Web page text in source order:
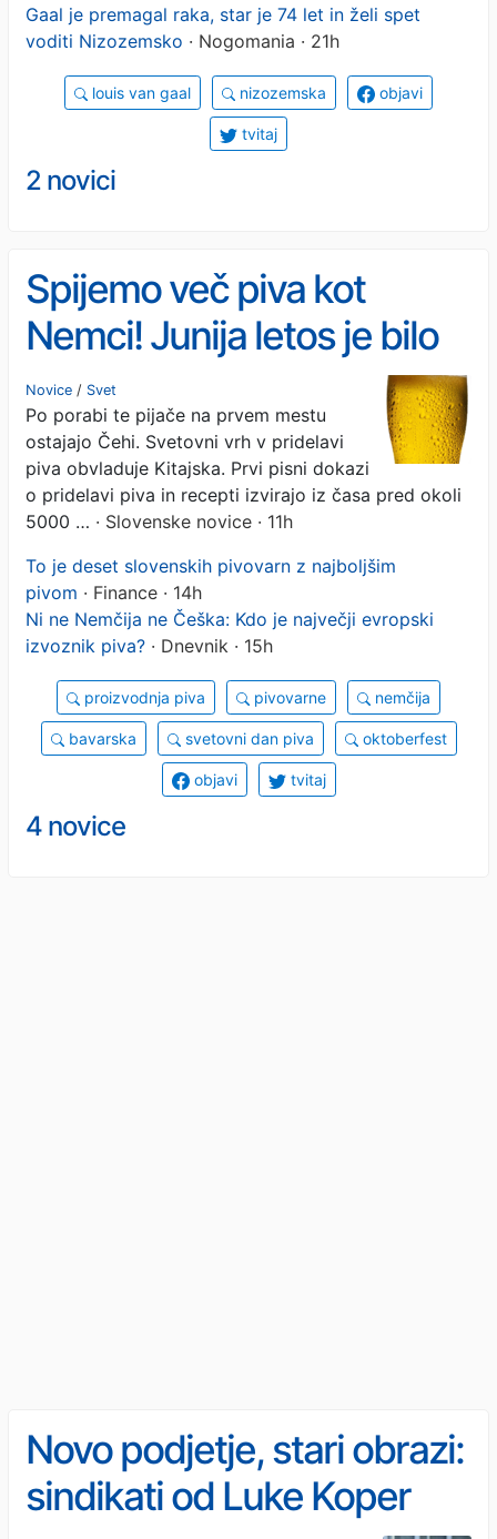
Gaal je premagal raka, star je 74 let in želi spet
voditi Nizozemsko · Nogomania · 21h
louis van gaal nizozemska objavi
tvitaj
2 novici
Spijemo več piva kot
Nemci! Junija letos je bilo
za 0,4 odstotka dražje kot
pred letom dni
Novice / Svet
Po porabi te pijače na prvem mestu
ostajajo Čehi. Svetovni vrh v pridelavi
piva obvladuje Kitajska. Prvi pisni dokazi
o pridelavi piva in recepti izvirajo iz časa pred okoli
5000 … · Slovenske novice · 11h
To je deset slovenskih pivovarn z najboljšim
pivom · Finance · 14h
Ni ne Nemčija ne Češka: Kdo je največji evropski
izvoznik piva? · Dnevnik · 15h
proizvodnja piva pivovarne nemčija
bavarska svetovni dan piva oktoberfest
objavi tvitaj
4 novice
Novo podjetje, stari obrazi:
sindikati od Luke Koper